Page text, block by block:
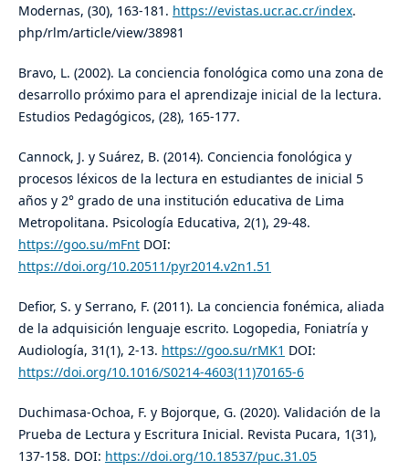
Modernas, (30), 163-181. https://evistas.ucr.ac.cr/index.
php/rlm/article/view/38981
Bravo, L. (2002). La conciencia fonológica como una zona de
desarrollo próximo para el aprendizaje inicial de la lectura.
Estudios Pedagógicos, (28), 165-177.
Cannock, J. y Suárez, B. (2014). Conciencia fonológica y
procesos léxicos de la lectura en estudiantes de inicial 5
años y 2° grado de una institución educativa de Lima
Metropolitana. Psicología Educativa, 2(1), 29-48.
https://goo.su/mFntDOI:
https://doi.org/10.20511/pyr2014.v2n1.51
Defior, S. y Serrano, F. (2011). La conciencia fonémica, aliada
de la adquisición lenguaje escrito. Logopedia, Foniatría y
Audiología, 31(1), 2-13. https://goo.su/rMK1 DOI:
https://doi.org/10.1016/S0214-4603(11)70165-6
Duchimasa-Ochoa, F. y Bojorque, G. (2020). Validación de la
Prueba de Lectura y Escritura Inicial. Revista Pucara, 1(31),
137-158. DOI: https://doi.org/10.18537/puc.31.05